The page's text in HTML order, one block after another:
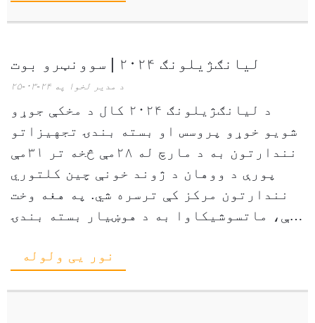
لیانګژیلونګ ۲۰۲۴ | سوونټرو بوت
د مدیر لخوا په ۲۴-۰۳-۲۵
د لیانګژیلونګ ۲۰۲۴ کال د مخکې جوړو
شویو خوړو پروسس او بسته بندۍ تجهیزاتو
نندارتون به د مارچ له ۲۸مې څخه تر ۳۱مې
پورې د ووهان د ژوند خونې چین کلتوري
نندارتون مرکز کې ترسره شي. په هغه وخت
کې، ماتسوشیکاوا به د هوښیار بسته بندۍ
نور یی ولوله